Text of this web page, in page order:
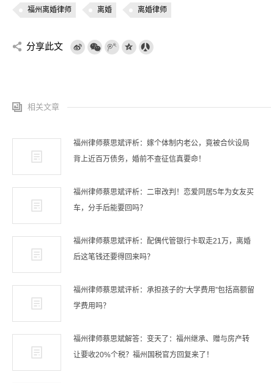
福州离婚律师 离婚 离婚律师
分享此文
相关文章
福州律师蔡思斌评析：嫁个体制内老公，竟被合伙设局
背上近百万债务，婚前不查征信真要命！
福州律师蔡思斌评析：二审改判！恋爱同居5年为女友买
车，分手后能要回吗？
福州律师蔡思斌评析：配偶代管银行卡取走21万，离婚
后这笔钱还要得回来吗？
福州律师蔡思斌评析：承担孩子的“大学费用”包括高额留
学费用吗？
福州律师蔡思斌解答：变天了：福州继承、赠与房产转
让要收20%个税？福州国税官方回复来了！